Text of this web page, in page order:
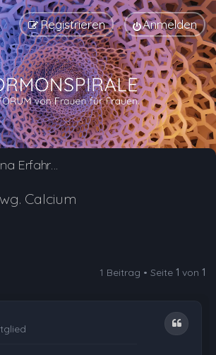
Anmelden
Registrieren
Mirena Erfahrungsberichte und Nebenwirkungen
Calcium
1 Beitrag • Seite 1 von 1
Zitat